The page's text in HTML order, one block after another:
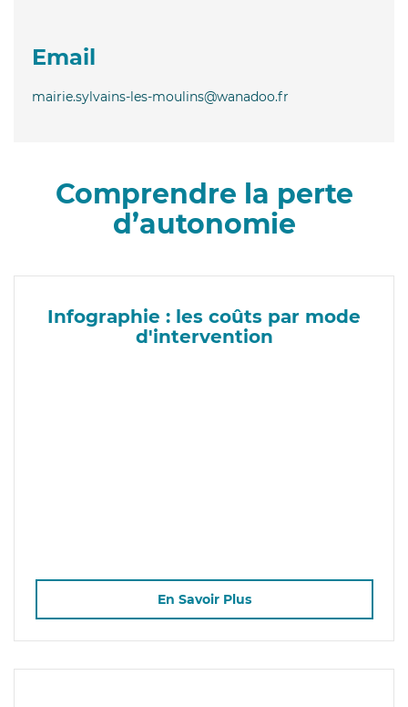
Email
mairie.sylvains-les-moulins@wanadoo.fr
Comprendre la perte
d’autonomie
Infographie : les coûts par mode
d'intervention
En Savoir Plus